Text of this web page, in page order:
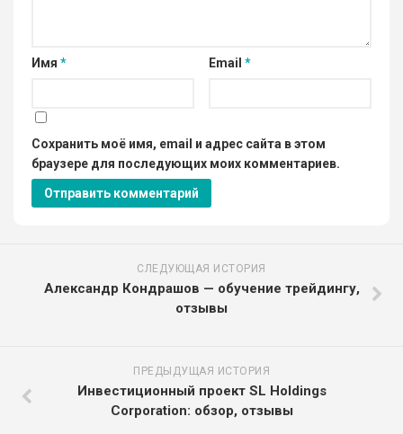
Имя * Email *
Сохранить моё имя, email и адрес сайта в этом
браузере для последующих моих комментариев.
СЛЕДУЮЩАЯ ИСТОРИЯ
Александр Кондрашов — обучение трейдингу,
отзывы
ПРЕДЫДУЩАЯ ИСТОРИЯ
Инвестиционный проект SL Holdings
Corporation: обзор, отзывы